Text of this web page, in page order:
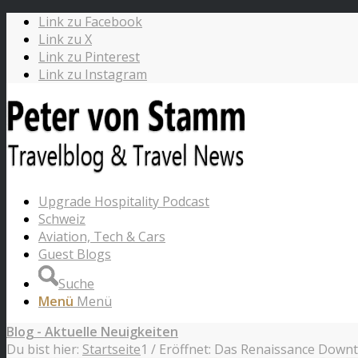
Link zu Facebook
Link zu X
Link zu Pinterest
Link zu Instagram
Upgrade Hospitality Podcast
Schweiz
Aviation, Tech & Cars
Guest Blogs
Suche
Menü Menü
Blog - Aktuelle Neuigkeiten
Du bist hier: Startseite1 / Eröffnet: Das Renaissance